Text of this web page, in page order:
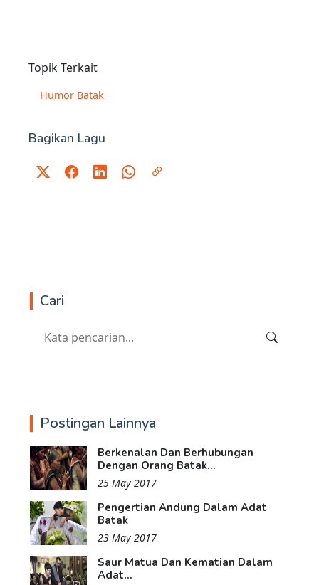
Topik Terkait
Humor Batak
Bagikan Lagu
Cari
Postingan Lainnya
Berkenalan Dan Berhubungan
Dengan Orang Batak...
25 May 2017
Pengertian Andung Dalam Adat
Batak
23 May 2017
Saur Matua Dan Kematian Dalam
Adat...